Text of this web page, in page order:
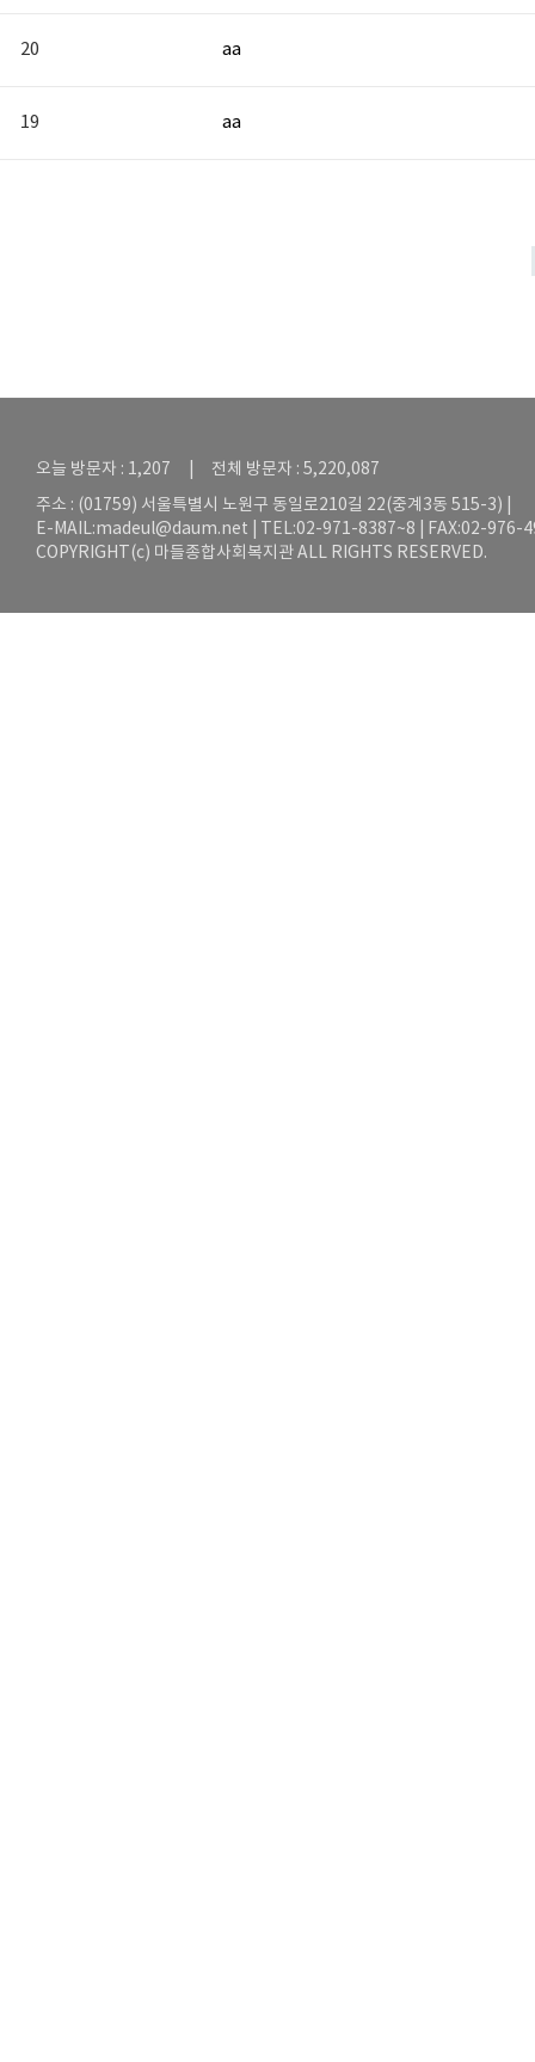
20 aa
19 aa
오늘 방문자 : 1,207 | 전체 방문자 : 5,220,087
주소 : (01759) 서울특별시 노원구 동일로210길 22(중계3동 515-3) |
E-MAIL:madeul@daum.net | TEL:02-971-8387~8 | FAX:02-976-
COPYRIGHT(c) 마들종합사회복지관 ALL RIGHTS RESERVED.